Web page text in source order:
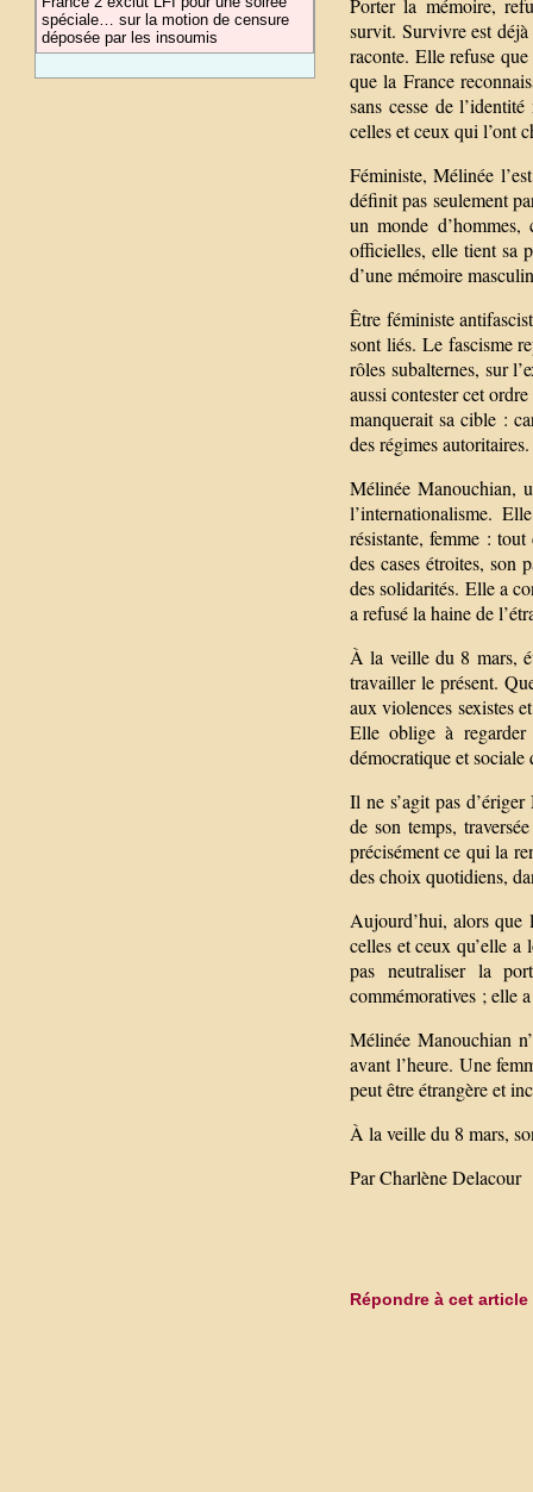
spéciale… sur la motion de censure
déposée par les insoumis
Porter la mémoire,
survit. Survivre est
raconte. Elle refuse
que la France
sans cesse de
celles et ceux qui l’ont
Féministe, Mélinée
définit pas seulement
un monde
officielles, elle tient sa
d’une mémoire
Être féministe
sont liés. Le fascisme
rôles subalternes, sur
aussi contester cet
manquerait sa cible :
des régimes autoritaires.
Mélinée Manouchian,
l’internationalisme.
résistante, femme :
des cases étroites, son
des solidarités. Elle a
a refusé la haine de
À la veille du 8 mars,
travailler le présent.
aux violences sexistes
Elle oblige à regarder
démocratique et
Il ne s’agit pas
de son temps,
précisément ce qui la
des choix quotidiens,
Aujourd’hui, alors que
celles et ceux qu’elle
pas neutraliser la
commémoratives ; elle
Mélinée Manouchian
avant l’heure. Une
peut être étrangère et
À la veille du 8 mars,
Par Charlène Delacour
Répondre à cet article